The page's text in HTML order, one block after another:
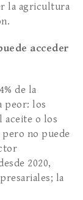
la agricultura
acceder
de la
peor: los
aceite o los
pero no puede
2020,
la